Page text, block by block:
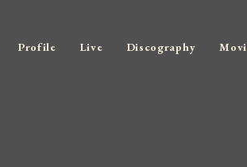
Profile Live Discography